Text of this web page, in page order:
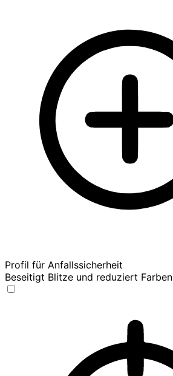
Profil für Anfallssicherheit
Beseitigt Blitze und reduziert Farben